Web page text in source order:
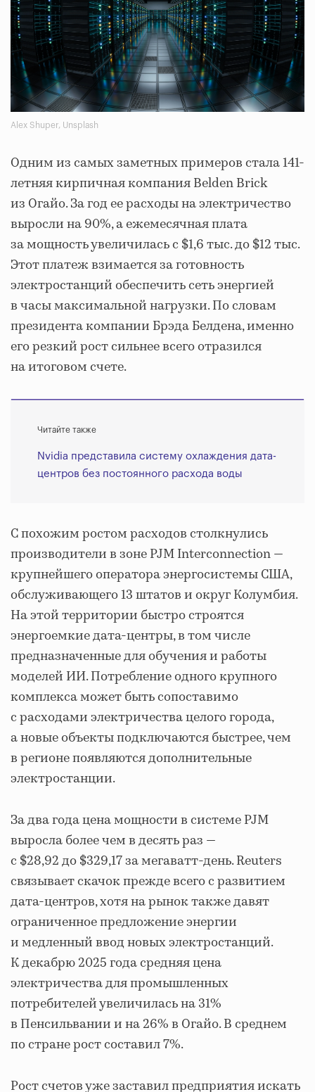
Alex Shuper, Unsplash
Одним из самых заметных примеров стала 141-
летняя кирпичная компания Belden Brick
из Огайо. За год ее расходы на электричество
выросли на 90%, а ежемесячная плата
за мощность увеличилась с $1,6 тыс. до $12 тыс.
Этот платеж взимается за готовность
электростанций обеспечить сеть энергией
в часы максимальной нагрузки. По словам
президента компании Брэда Белдена, именно
его резкий рост сильнее всего отразился
на итоговом счете.
Читайте также
Nvidia представила систему охлаждения дата-
центров без постоянного расхода воды
С похожим ростом расходов столкнулись
производители в зоне PJM Interconnection —
крупнейшего оператора энергосистемы США,
обслуживающего 13 штатов и округ Колумбия.
На этой территории быстро строятся
энергоемкие дата-центры, в том числе
предназначенные для обучения и работы
моделей ИИ. Потребление одного крупного
комплекса может быть сопоставимо
с расходами электричества целого города,
а новые объекты подключаются быстрее, чем
в регионе появляются дополнительные
электростанции.
За два года цена мощности в системе PJM
выросла более чем в десять раз —
с $28,92 до $329,17 за мегаватт-день. Reuters
связывает скачок прежде всего с развитием
дата-центров, хотя на рынок также давят
ограниченное предложение энергии
и медленный ввод новых электростанций.
К декабрю 2025 года средняя цена
электричества для промышленных
потребителей увеличилась на 31%
в Пенсильвании и на 26% в Огайо. В среднем
по стране рост составил 7%.
Рост счетов уже заставил предприятия искать